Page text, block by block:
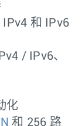
IPv4 和 IPv6
/ IPv6、
化
和 256 路